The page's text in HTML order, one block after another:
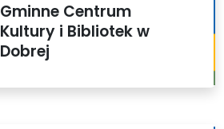
Gminne Centrum
Kultury i Bibliotek w
Dobrej